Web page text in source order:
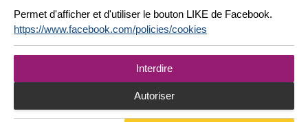
Permet d'afficher et d'utiliser le bouton LIKE de Facebook.
https://www.facebook.com/policies/cookies
Interdire
Autoriser